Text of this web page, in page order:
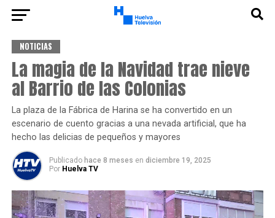
NOTICIAS
La magia de la Navidad trae nieve
al Barrio de las Colonias
La plaza de la Fábrica de Harina se ha convertido en un
escenario de cuento gracias a una nevada artificial, que ha
hecho las delicias de pequeños y mayores
Publicado hace 8 meses en diciembre 19, 2025
Por Huelva TV